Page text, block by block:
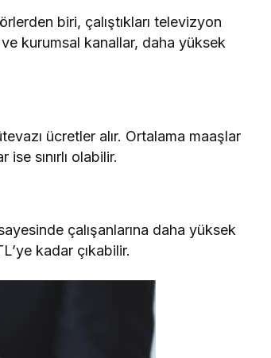
biri, çalıştıkları televizyon
ve kurumsal kanallar, daha yüksek
ücretler alır. Ortalama maaşlar
sınırlı olabilir.
çalışanlarına daha yüksek
kadar çıkabilir.